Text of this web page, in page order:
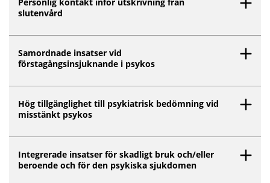
slutenvård
Samordnade insatser vid
förstagångsinsjuknande i psykos
Hög tillgänglighet till psykiatrisk bedömning vid
misstänkt psykos
Integrerade insatser för skadligt bruk och/eller
beroende och för den psykiska sjukdomen